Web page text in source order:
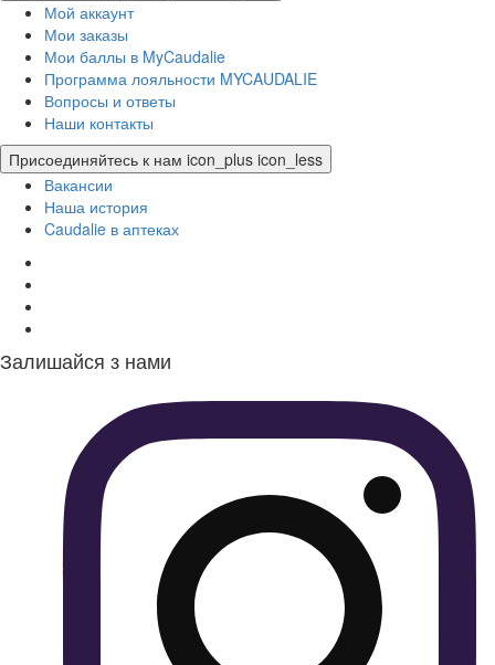
Мой аккаунт
Мои заказы
Мои баллы в MyCaudalie
Программа лояльности MYCAUDALIE
Вопросы и ответы
Наши контакты
Присоединяйтесь к нам icon_plus icon_less
Вакансии
Наша история
Caudalie в аптеках
Залишайся з нами